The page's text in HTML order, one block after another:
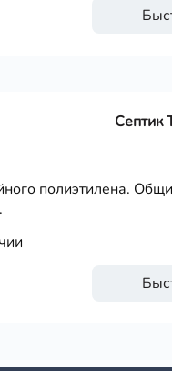
Септик
полиэтилена.